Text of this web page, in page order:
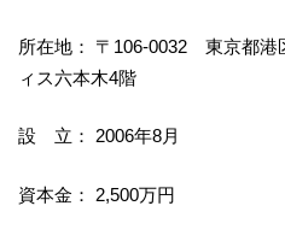
所在地： 〒106-0032 東京都
ィス六本木4階
設 立： 2006年8月
資本金： 2,500万円